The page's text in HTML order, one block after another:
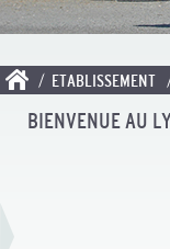
/ ETABLISSEMENT
BIENVENUE AU